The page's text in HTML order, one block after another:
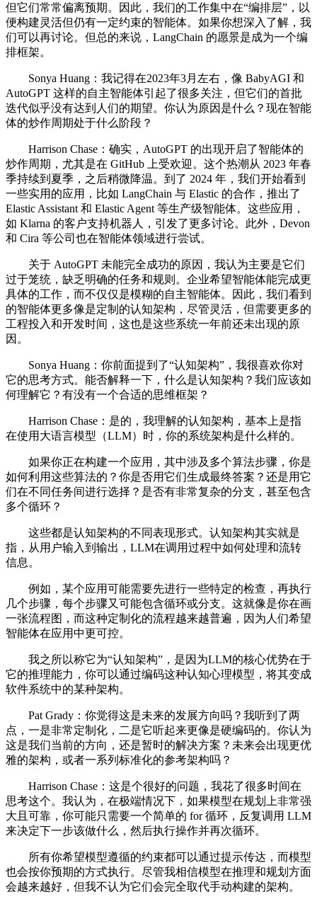
但它们常常偏离预期。因此，我们的工作集中在“编排层”，以
便构建灵活但仍有一定约束的智能体。如果你想深入了解，我
们可以再讨论。但总的来说，LangChain 的愿景是成为一个编
排框架。
Sonya Huang：我记得在2023年3月左右，像 BabyAGI 和
AutoGPT 这样的自主智能体引起了很多关注，但它们的首批
迭代似乎没有达到人们的期望。你认为原因是什么？现在智能
体的炒作周期处于什么阶段？
Harrison Chase：确实，AutoGPT 的出现开启了智能体的
炒作周期，尤其是在 GitHub 上受欢迎。这个热潮从 2023 年春
季持续到夏季，之后稍微降温。到了 2024 年，我们开始看到
一些实用的应用，比如 LangChain 与 Elastic 的合作，推出了
Elastic Assistant 和 Elastic Agent 等生产级智能体。这些应用，
如 Klarna 的客户支持机器人，引发了更多讨论。此外，Devon
和 Cira 等公司也在智能体领域进行尝试。
关于 AutoGPT 未能完全成功的原因，我认为主要是它们
过于笼统，缺乏明确的任务和规则。企业希望智能体能完成更
具体的工作，而不仅仅是模糊的自主智能体。因此，我们看到
的智能体更多像是定制的认知架构，尽管灵活，但需要更多的
工程投入和开发时间，这也是这些系统一年前还未出现的原
因。
Sonya Huang：你前面提到了“认知架构”，我很喜欢你对
它的思考方式。能否解释一下，什么是认知架构？我们应该如
何理解它？有没有一个合适的思维框架？
Harrison Chase：是的，我理解的认知架构，基本上是指
在使用大语言模型（LLM）时，你的系统架构是什么样的。
如果你正在构建一个应用，其中涉及多个算法步骤，你是
如何利用这些算法的？你是否用它们生成最终答案？还是用它
们在不同任务间进行选择？是否有非常复杂的分支，甚至包含
多个循环？
这些都是认知架构的不同表现形式。认知架构其实就是
指，从用户输入到输出，LLM在调用过程中如何处理和流转
信息。
例如，某个应用可能需要先进行一些特定的检查，再执行
几个步骤，每个步骤又可能包含循环或分支。这就像是你在画
一张流程图，而这种定制化的流程越来越普遍，因为人们希望
智能体在应用中更可控。
我之所以称它为“认知架构”，是因为LLM的核心优势在于
它的推理能力，你可以通过编码这种认知心理模型，将其变成
软件系统中的某种架构。
Pat Grady：你觉得这是未来的发展方向吗？我听到了两
点，一是非常定制化，二是它听起来更像是硬编码的。你认为
这是我们当前的方向，还是暂时的解决方案？未来会出现更优
雅的架构，或者一系列标准化的参考架构吗？
Harrison Chase：这是个很好的问题，我花了很多时间在
思考这个。我认为，在极端情况下，如果模型在规划上非常强
大且可靠，你可能只需要一个简单的 for 循环，反复调用 LLM
来决定下一步该做什么，然后执行操作并再次循环。
所有你希望模型遵循的约束都可以通过提示传达，而模型
也会按你预期的方式执行。尽管我相信模型在推理和规划方面
会越来越好，但我不认为它们会完全取代手动构建的架构。